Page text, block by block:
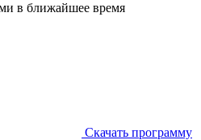
в ближайшее время
Скачать программу